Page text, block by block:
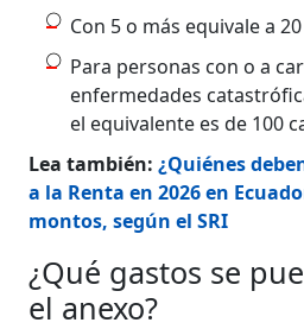
Con 5 o más equivale a
Para personas con o a
enfermedades
el equivalente es de 100
Lea también:¿Quiénes
a la Renta en 2026 en
montos, según el SRI
¿Qué gastos se
el anexo?